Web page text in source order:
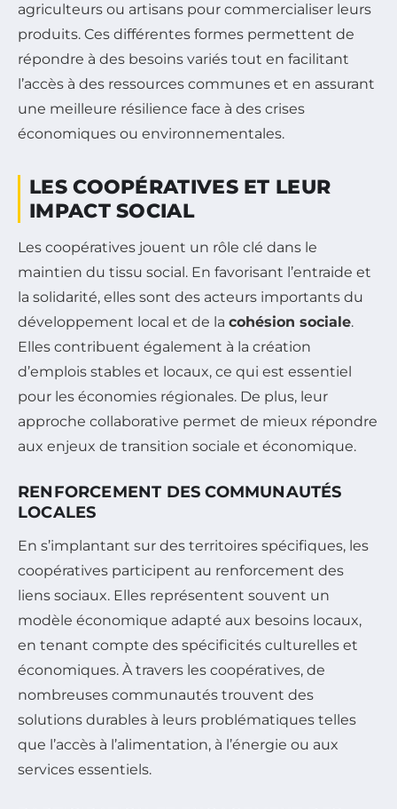
agriculteurs ou artisans pour commercialiser leurs
produits. Ces différentes formes permettent de
répondre à des besoins variés tout en facilitant
l’accès à des ressources communes et en assurant
une meilleure résilience face à des crises
économiques ou environnementales.
LES COOPÉRATIVES ET LEUR
IMPACT SOCIAL
Les coopératives jouent un rôle clé dans le
maintien du tissu social. En favorisant l’entraide et
la solidarité, elles sont des acteurs importants du
développement local et de la cohésion sociale.
Elles contribuent également à la création
d’emplois stables et locaux, ce qui est essentiel
pour les économies régionales. De plus, leur
approche collaborative permet de mieux répondre
aux enjeux de transition sociale et économique.
RENFORCEMENT DES COMMUNAUTÉS
LOCALES
En s’implantant sur des territoires spécifiques, les
coopératives participent au renforcement des
liens sociaux. Elles représentent souvent un
modèle économique adapté aux besoins locaux,
en tenant compte des spécificités culturelles et
économiques. À travers les coopératives, de
nombreuses communautés trouvent des
solutions durables à leurs problématiques telles
que l’accès à l’alimentation, à l’énergie ou aux
services essentiels.